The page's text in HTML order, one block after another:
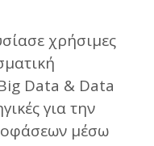
χρήσιμες
Data & Data
για την
μέσω